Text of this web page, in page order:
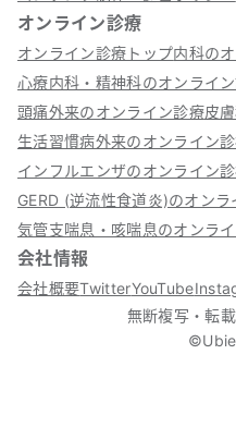
オンライン診療
オンライン診療トップ内科の
心療内科・精神科のオンライ
頭痛外来のオンライン診療皮
生活習慣病外来のオンライン
インフルエンザのオンライン
GERD (逆流性食道炎)のオンラ
気管支喘息・咳喘息のオンラ
会社情報
会社概要TwitterYouTube
無断複写・転